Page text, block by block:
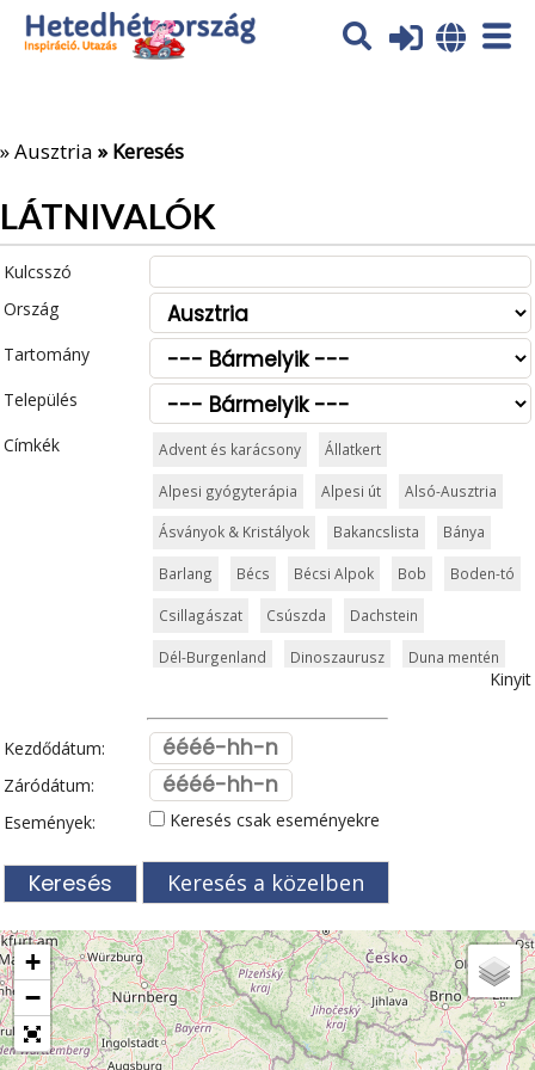
Az oldal sütiket (cookies) használ. További tájékoztatás itt:
Adatvédelmi tájékoztató
»Ausztria » Keresés
LÁTNIVALÓK
Kulcsszó
Ország
Tartomány
Település
Címkék
Advent és karácsony Állatkert
Alpesi gyógyterápia Alpesi út Alsó-Ausztria
Ásványok & Kristályok Bakancslista Bánya
Barlang Bécs Bécsi Alpok Bob Boden-tó
Csillagászat Csúszda Dachstein
Dél-Burgenland Dinoszaurusz Duna mentén
Gerlitzen Gleccser
Gyógyhelyek Hallstatt
Hegy és csúcs Hegyi gyerekvilág
Innsbruck Kalandpark Karintia
Kelet-Tirol Kerékpár Kilátó
Korcsolyapálya Közlekedés Legek Linz
Magyar kapcsolat Mountaincart Műemlék
Mura Murau Múzeum Nassfeld
Kinyit
Kezdődátum:
Záródátum:
Események:
Keresés csak eseményekre
Keresés a közelben
+
−